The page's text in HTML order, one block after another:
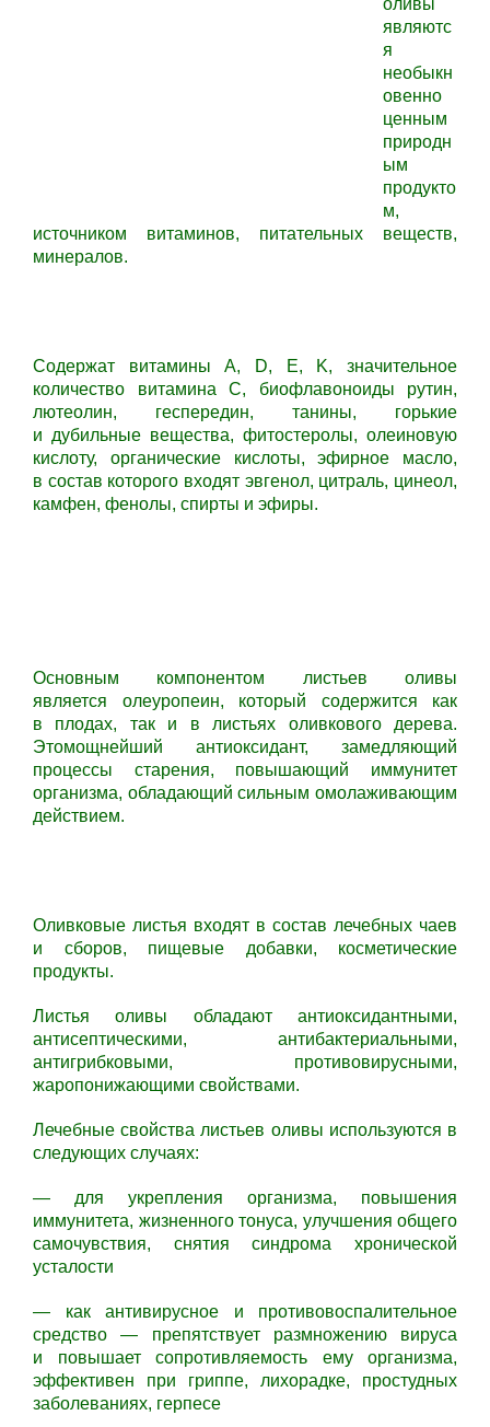
оливы
являютс
я
необыкн
овенно
ценным
природн
ым
продукто
м,
источником витаминов, питательных веществ,
минералов.
Содержат витамины А, D, E, K, значительное
количество витамина С, биофлавоноиды рутин,
лютеолин, геспередин, танины, горькие
и дубильные вещества, фитостеролы, олеиновую
кислоту, органические кислоты, эфирное масло,
в состав которого входят эвгенол, цитраль, цинеол,
камфен, фенолы, спирты и эфиры.
Основным компонентом листьев оливы
является олеуропеин, который содержится как
в плодах, так и в листьях оливкового дерева.
Этомощнейший антиоксидант, замедляющий
процессы старения, повышающий иммунитет
организма, обладающий сильным омолаживающим
действием.
Оливковые листья входят в состав лечебных чаев
и сборов, пищевые добавки, косметические
продукты.
Листья оливы обладают антиоксидантными,
антисептическими, антибактериальными,
антигрибковыми, противовирусными,
жаропонижающими свойствами.
Лечебные свойства листьев оливы используются в
следующих случаях:
— для укрепления организма, повышения
иммунитета, жизненного тонуса, улучшения общего
самочувствия, снятия синдрома хронической
усталости
— как антивирусное и противовоспалительное
средство — препятствует размножению вируса
и повышает сопротивляемость ему организма,
эффективен при гриппе, лихорадке, простудных
заболеваниях, герпесе